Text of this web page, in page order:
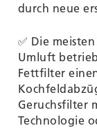
durch neue
✅ Die
Umluft
Fettfilter
Geruchsfilter
Technologie